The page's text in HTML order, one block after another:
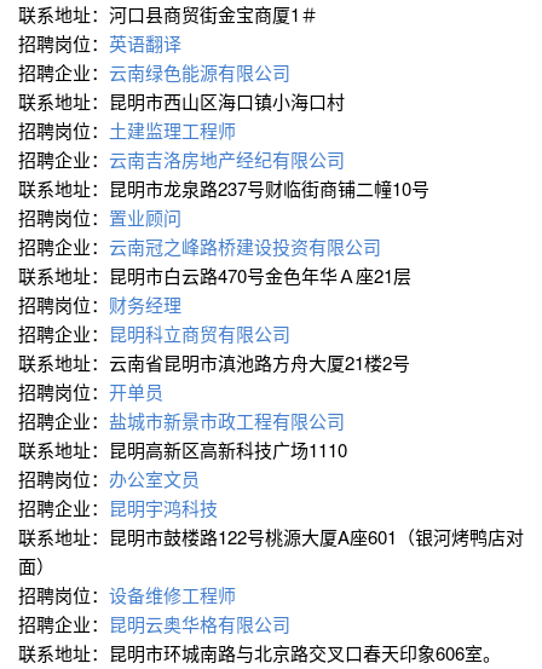
联系地址：河口县商贸街金宝商厦1＃
招聘岗位： 英语翻译
招聘企业： 云南绿色能源有限公司
联系地址：昆明市西山区海口镇小海口村
招聘岗位： 土建监理工程师
招聘企业： 云南吉洛房地产经纪有限公司
联系地址：昆明市龙泉路237号财临街商铺二幢10号
招聘岗位： 置业顾问
招聘企业： 云南冠之峰路桥建设投资有限公司
联系地址：昆明市白云路470号金色年华Ａ座21层
招聘岗位： 财务经理
招聘企业： 昆明科立商贸有限公司
联系地址：云南省昆明市滇池路方舟大厦21楼2号
招聘岗位： 开单员
招聘企业： 盐城市新景市政工程有限公司
联系地址：昆明高新区高新科技广场1110
招聘岗位： 办公室文员
招聘企业： 昆明宇鸿科技
联系地址：昆明市鼓楼路122号桃源大厦A座601（银河烤鸭店对
面）
招聘岗位： 设备维修工程师
招聘企业： 昆明云奥华格有限公司
联系地址：昆明市环城南路与北京路交叉口春天印象606室。